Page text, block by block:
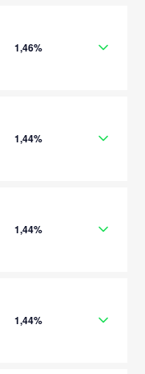
1,46%
1,44%
1,44%
1,44%